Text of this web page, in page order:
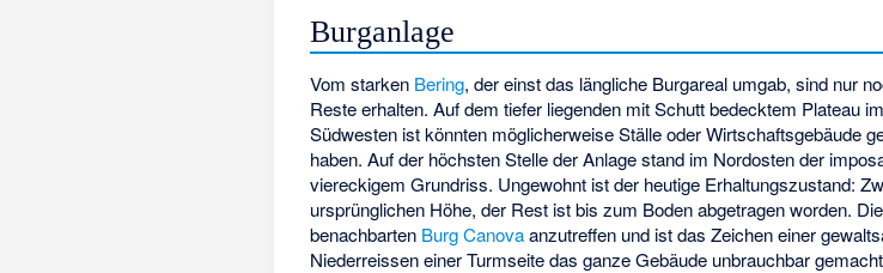
Burganlage
Vom starken Bering, der einst das längliche Burgareal umgab, sind nur
Reste erhalten. Auf dem tiefer liegenden mit Schutt bedecktem Plateau im
Südwesten ist könnten möglicherweise Ställe oder Wirtschaftsgebäude
haben. Auf der höchsten Stelle der Anlage stand im Nordosten der
viereckigem Grundriss. Ungewohnt ist der heutige Erhaltungszustand:
ursprünglichen Höhe, der Rest ist bis zum Boden abgetragen worden.
benachbarten Burg Canovaanzutreffen und ist das Zeichen einer
Niederreissen einer Turmseite das ganze Gebäude unbrauchbar